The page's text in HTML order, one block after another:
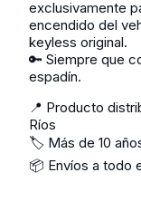
exclusivamente
encendido del
keyless original.
🔑 Siempre que
espadín.
📍 Producto
Ríos
🏷️ Más de 10
📦 Envíos a todo